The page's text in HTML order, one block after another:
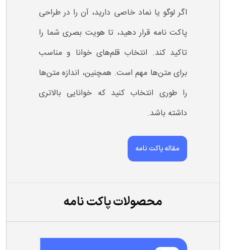
اگر لوگو یا نماد خاصی دارید، آن را در طراحی
پاکت نامه قرار دهید، تا هویت بصری شما را
تاکید کند. انتخاب قلم‌های خوانا و مناسب
برای متن‌ها مهم است. همچنین، اندازه متن‌ها
را طوری انتخاب کنید که خوانایی بالاتری
داشته باشد.
مقاله پاکت نامه
محصولات پاکت نامه